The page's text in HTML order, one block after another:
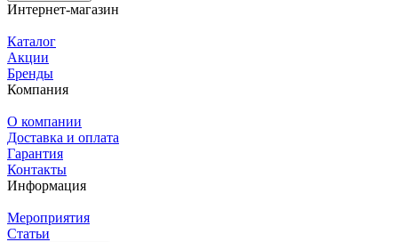
Интернет-магазин
Каталог
Акции
Бренды
Компания
О компании
Доставка и оплата
Гарантия
Контакты
Информация
Мероприятия
Статьи